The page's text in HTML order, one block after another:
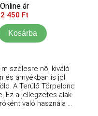
Online ár
2 450 Ft
Kosárba
szélesre nő, kiváló
és árnyékban is jól
A Terülő Törpelonc
Ez a jellegzetes alak
való használa ...